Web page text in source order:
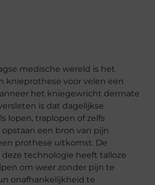
medische wereld is het
knieprothese voor velen een
het kniegewricht dermate
is dat dagelijkse
lopen, traplopen of zelfs
een bron van pijn
prothese uitkomst. De
technologie heeft talloze
om weer zonder pijn te
onafhankelijkheid te